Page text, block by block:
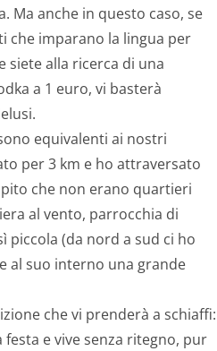
Ma anche in questo caso, se
che imparano la lingua per
siete alla ricerca di una
a 1 euro, vi basterà
equivalenti ai nostri
per 3 km e ho attraversato
che non erano quartieri
al vento, parrocchia di
piccola (da nord a sud ci ho
al suo interno una grande
che vi prenderà a schiaffi:
e vive senza ritegno, pur